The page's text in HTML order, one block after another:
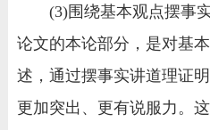
(3)围绕基本观点摆事
论文的本论部分，是对基
述，通过摆事实讲道理证
更加突出、更有说服力。